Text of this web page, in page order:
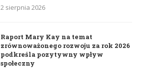
2 sierpnia 2026
Raport Mary Kay na temat
zrównoważonego rozwoju za rok 2026
podkreśla pozytywny wpływ
społeczny